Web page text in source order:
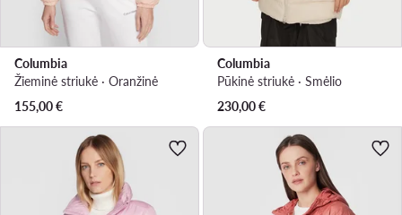
Columbia
Žieminė striukė · Oranžinė
155,00€
Columbia
Pūkinė striukė · Smėlio
230,00€